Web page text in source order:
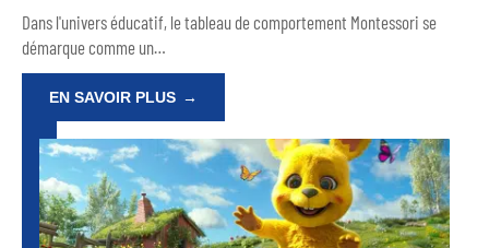
Dans l'univers éducatif, le tableau de comportement Montessori se
démarque comme un…
EN SAVOIR PLUS